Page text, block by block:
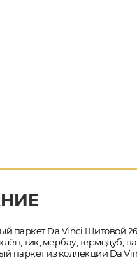
паркет Da Vinci Щитовой
тик, мербау, термодуб,
паркет из коллекции Da